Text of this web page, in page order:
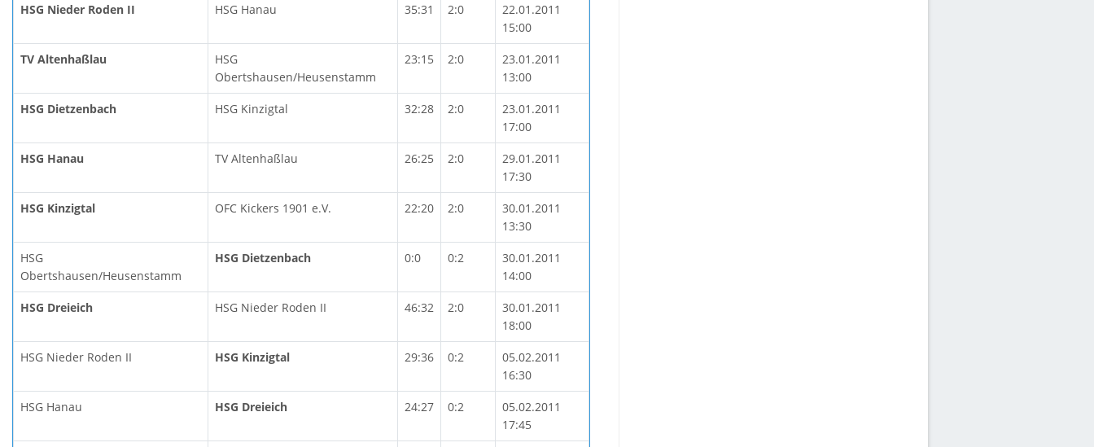
HSG Nieder Roden II HSG Hanau 35:31 2:0
22.01.2011
15:00
TV Altenhaßlau
HSG
Obertshausen/Heusenstamm
23:15 2:0
23.01.2011
13:00
HSG Dietzenbach HSG Kinzigtal 32:28 2:0
23.01.2011
17:00
HSG Hanau TV Altenhaßlau 26:25 2:0
29.01.2011
17:30
HSG Kinzigtal OFC Kickers 1901 e.V. 22:20 2:0
30.01.2011
13:30
HSG
Obertshausen/Heusenstamm
HSG Dietzenbach 0:0 0:2
30.01.2011
14:00
HSG Dreieich HSG Nieder Roden II 46:32 2:0
30.01.2011
18:00
HSG Nieder Roden II HSG Kinzigtal 29:36 0:2
05.02.2011
16:30
HSG Hanau HSG Dreieich 24:27 0:2
05.02.2011
17:45